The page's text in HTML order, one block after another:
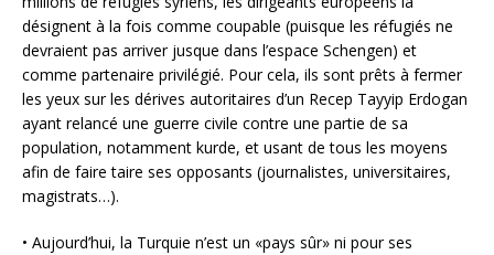
désignent à la fois comme coupable (puisque les réfugiés ne
devraient pas arriver jusque dans l’espace Schengen) et
comme partenaire privilégié. Pour cela, ils sont prêts à fermer
les yeux sur les dérives autoritaires d’un Recep Tayyip Erdogan
ayant relancé une guerre civile contre une partie de sa
population, notamment kurde, et usant de tous les moyens
afin de faire taire ses opposants (journalistes, universitaires,
magistrats…).
• Aujourd’hui, la Turquie n’est un «pays sûr» ni pour ses